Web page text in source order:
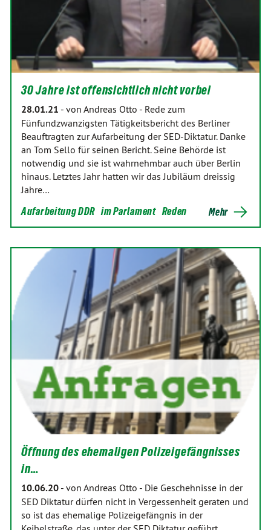
30 Jahre ist offensichtlich nicht vorbei
28.01.21 - von Andreas Otto - Rede zum
Fünfundzwanzigsten Tätigkeitsbericht des Berliner
Beauftragten zur Aufarbeitung der SED-Diktatur. Danke
an Tom Sello für seinen Bericht. Seine Behörde ist
notwendig und sie ist wahrnehmbar auch über Berlin
hinaus. Letztes Jahr hatten wir das Jubiläum dreissig
Jahre…
Aufarbeitung DDR im Parlament Reden Mehr
Öffnung des ehemaligen Polizeigefängnisses
in…
10.06.20 - von Andreas Otto - Die Geschehnisse in der
SED Diktatur dürfen nicht in Vergessenheit geraten und
so ist das ehemalige Polizeigefängnis in der